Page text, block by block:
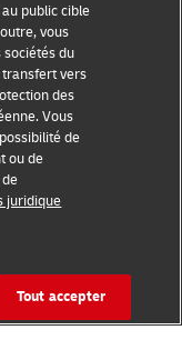
public cible
vous
sociétés du
transfert vers
des
Vous
de
ou de
juridique
Tout accepter